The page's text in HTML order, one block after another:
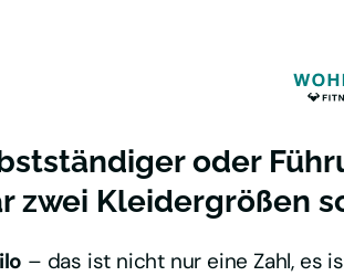
oder
zwei Kleidergrößen
– das ist nicht nur eine Zahl, es